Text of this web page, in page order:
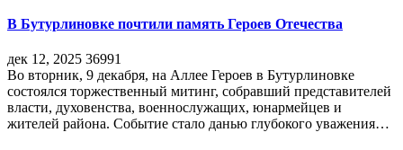
В Бутурлиновке почтили память Героев Отечества
дек 12, 2025 36991
Во вторник, 9 декабря, на Аллее Героев в Бутурлиновке
состоялся торжественный митинг, собравший представителей
власти, духовенства, военнослужащих, юнармейцев и
жителей района. Событие стало данью глубокого уважения…